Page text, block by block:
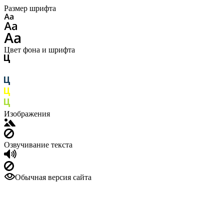
Размер шрифта
Цвет фона и шрифта
Изображения
Озвучивание текста
Обычная версия сайта